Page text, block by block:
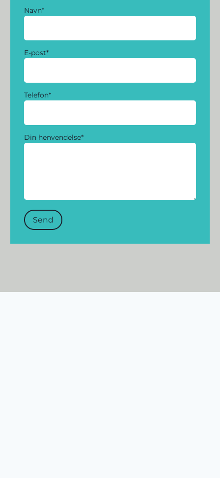
Navn*
E-post*
Telefon*
Din henvendelse*